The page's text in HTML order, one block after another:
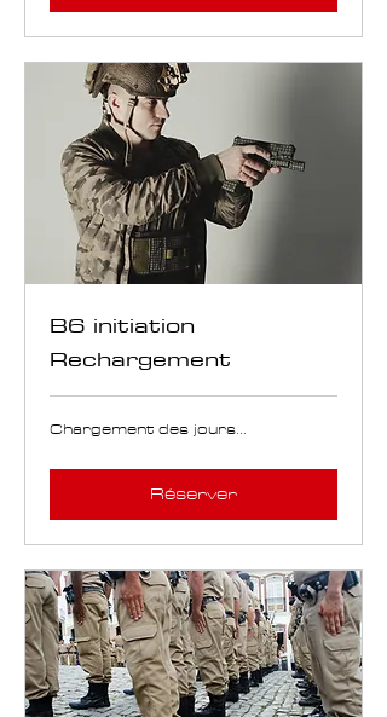
B6 initiation
Rechargement
Chargement des jours...
Réserver